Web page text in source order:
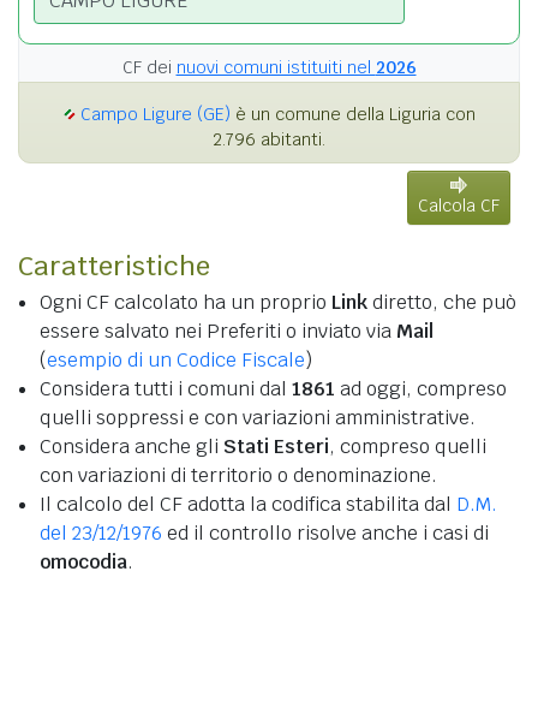
CF dei nuovi comuni istituiti nel 2026
Campo Ligure (GE) è un comune della Liguria con
2.796 abitanti.
Calcola CF
Caratteristiche
Ogni CF calcolato ha un proprio Linkdiretto, che può
essere salvato nei Preferiti o inviato via Mail
(esempio di un Codice Fiscale)
Considera tutti i comuni dal 1861 ad oggi, compreso
quelli soppressi e con variazioni amministrative.
Considera anche gli Stati Esteri, compreso quelli
con variazioni di territorio o denominazione.
Il calcolo del CF adotta la codifica stabilita dal D.M.
del 23/12/1976 ed il controllo risolve anche i casi di
omocodia.